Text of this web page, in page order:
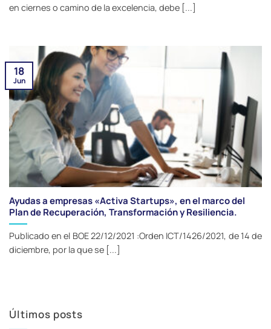
en ciernes o camino de la excelencia, debe [...]
Ayudas a empresas «Activa Startups», en el marco del
Plan de Recuperación, Transformación y Resiliencia.
Publicado en el BOE 22/12/2021 :Orden ICT/1426/2021, de 14 de
diciembre, por la que se [...]
18
Jun
Últimos posts